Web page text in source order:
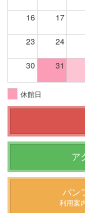
16 17
23 24
30 31
休館日
ア
パン
利用案